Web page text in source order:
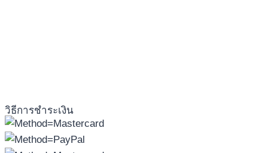
วิธีการชำระเงิน